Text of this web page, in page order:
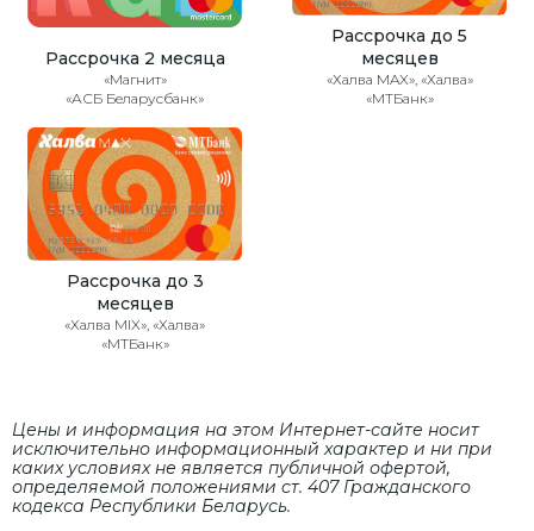
Рассрочка 2 месяца
«Магнит»
«АСБ Беларусбанк»
Рассрочка до 5
месяцев
«Халва MAX», «Халва»
«МТБанк»
Рассрочка до 3
месяцев
«Халва MIX», «Халва»
«МТБанк»
Цены и информация на этом Интернет-сайте носит
исключительно информационный характер и ни при
каких условиях не является публичной офертой,
определяемой положениями cт. 407 Гражданского
кодекса Республики Беларусь.